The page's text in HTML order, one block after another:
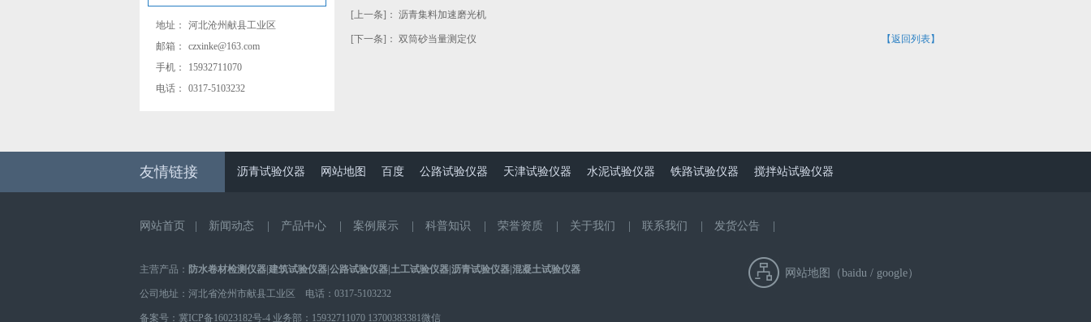
地址：
河北沧州献县工业区
邮箱：
czxinke@163.com
手机：
15932711070
电话：
0317-5103232
[上一条]： 沥青集料加速磨光机
[下一条]： 双筒砂当量测定仪 【返回列表】
友情链接 沥青试验仪器 网站地图 百度 公路试验仪器 天津试验仪器 水泥试验仪器 铁路试验仪器 搅拌站试验仪器
网站首页 新闻动态 产品中心 案例展示 科普知识 荣誉资质 关于我们 联系我们 发货公告
主营产品： 防水卷材检测仪器 建筑试验仪器 公路试验仪器 土工试验仪器 沥青试验仪器 混凝土试验仪器
公司地址：河北省沧州市献县工业区 电话：0317-5103232
备案号： 冀ICP备16023182号-4 业务部： 15932711070 13700383381微信
网站地图（baidu / google）